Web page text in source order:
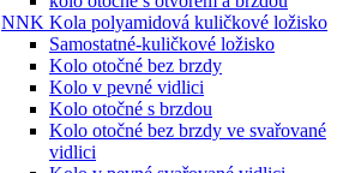
NNK Kola polyamidová kuličkové ložisko
Samostatné-kuličkové ložisko
Kolo otočné bez brzdy
Kolo v pevné vidlici
Kolo otočné s brzdou
Kolo otočné bez brzdy ve svařované
vidlici